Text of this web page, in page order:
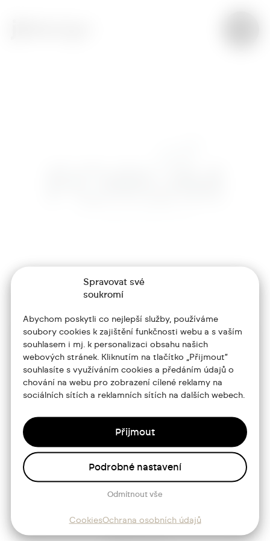
Spravovat své
soukromí
Abychom poskytli co nejlepší služby, používáme
soubory cookies k zajištění funkčnosti webu a s vaším
souhlasem i mj. k personalizaci obsahu našich
webových stránek. Kliknutím na tlačítko „Přijmout“
souhlasíte s využíváním cookies a předáním údajů o
chování na webu pro zobrazení cílené reklamy na
sociálních sítích a reklamních sítích na dalších webech.
Přijmout
Odmítnout vše
Podrobné nastavení
CookiesOchrana osobních údajů
O mně
Služby
Blog
Kontakt
+420 773 986 416
jtdesign@joseftrakal.cz